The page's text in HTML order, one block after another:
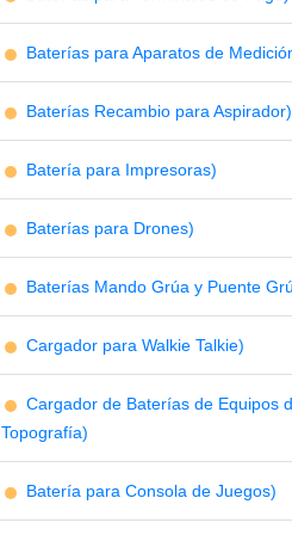
Baterías para Aparatos de
Baterías Recambio para Aspirador)
Batería para Impresoras)
Baterías para Drones)
Baterías Mando Grúa y Puente
Cargador para Walkie Talkie)
Cargador de Baterías de Equipos
Topografía)
Batería para Consola de Juegos)